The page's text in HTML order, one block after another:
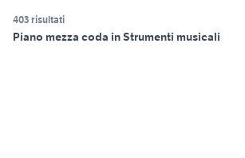
403 risultati
Piano mezza coda in Strumenti musicali